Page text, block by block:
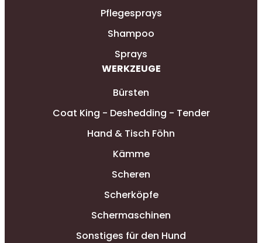
Pflegesprays
Shampoo
Sprays
WERKZEUGE
Bürsten
Coat King - Deshedding - Tender
Hand & Tisch Föhn
Kämme
Scheren
Scherköpfe
Schermaschinen
Sonstiges für den Hund